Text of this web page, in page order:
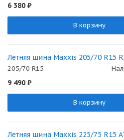
6 380 ₽
В корзину
Летняя шина Maxxis 205/70 R15
205/70 R15
9 490 ₽
В корзину
Летняя шина Maxxis 225/75 R15